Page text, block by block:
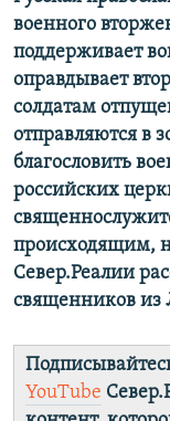
Все сайты
военного
поддерживает
оправдывает
солдатам
отправляются в
благословить
российских
происходящим,
Север.Реалии
священников из
YouTube